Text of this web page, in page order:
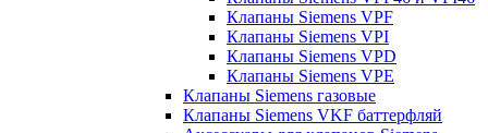
Клапаны Siemens VPF
Клапаны Siemens VPI
Клапаны Siemens VPD
Клапаны Siemens VPE
Клапаны Siemens газовые
Клапаны Siemens VKF баттерфляй